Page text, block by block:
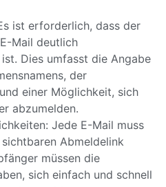
ist erforderlich, dass der
Mail deutlich
Dies umfasst die Angabe
der
einer Möglichkeit, sich
abzumelden.
Jede E-Mail muss
Abmeldelink
müssen die
sich einfach und schnell